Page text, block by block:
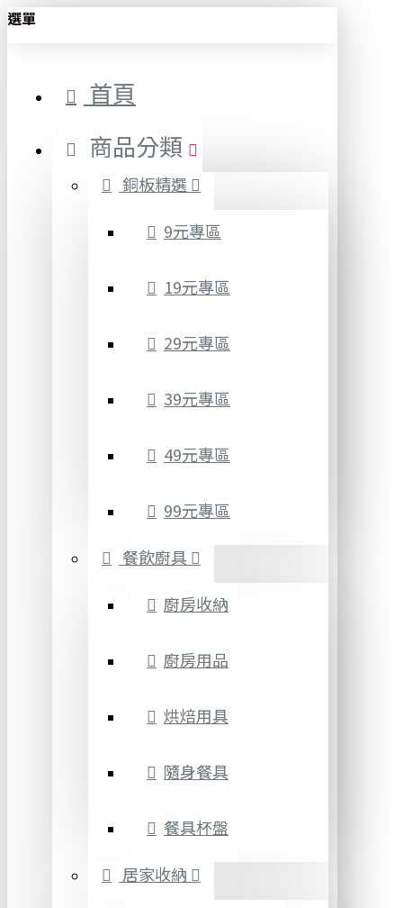
選單
首頁
商品分類
銅板精選
9元專區
19元專區
29元專區
39元專區
49元專區
99元專區
餐飲廚具
廚房收納
廚房用品
烘焙用具
隨身餐具
餐具杯盤
居家收納